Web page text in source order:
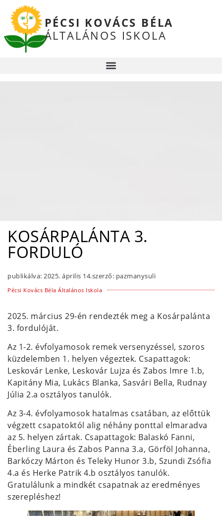
PÉCSI KOVÁCS BÉLA
ÁLTALÁNOS ISKOLA
KOSÁRPALÁNTA 3.
FORDULÓ
publikálva: 2025. április 14.szerző: pazmanysuli
Pécsi Kovács Béla Általános Iskola
2025. március 29-én rendezték meg a Kosárpalánta
3. fordulóját.
Az 1-2. évfolyamosok remek versenyzéssel, szoros
küzdelemben 1. helyen végeztek. Csapattagok:
Leskovár Lenke, Leskovár Lujza és Zabos Imre 1.b,
Kapitány Mia, Lukács Blanka, Sasvári Bella, Rudnay
Júlia 2.a osztályos tanulók.
Az 3-4. évfolyamosok hatalmas csatában, az előttük
végzett csapatoktól alig néhány ponttal elmaradva
az 5. helyen zártak. Csapattagok: Balaskó Fanni,
Éberling Laura és Zabos Panna 3.a, Görföl Johanna,
Barkóczy Márton és Teleky Hunor 3.b, Szundi Zsófia
4.a és Herke Patrik 4.b osztályos tanulók.
Gratulálunk a mindkét csapatnak az eredményes
szerepléshez!